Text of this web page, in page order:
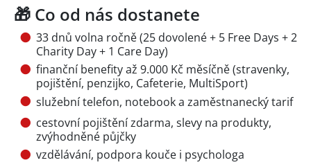
🎁 Co od nás dostanete
33 dnů volna ročně (25 dovolené + 5 Free Days + 2
Charity Day + 1 Care Day)
finanční benefity až 9.000 Kč měsíčně (stravenky,
pojištění, penzijko, Cafeterie, MultiSport)
služební telefon, notebook a zaměstnanecký tarif
cestovní pojištění zdarma, slevy na produkty,
zvýhodněné půjčky
vzdělávání, podpora kouče i psychologa